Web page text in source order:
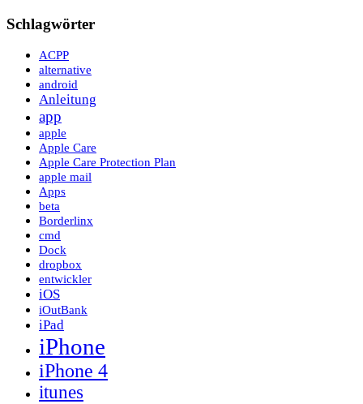
Schlagwörter
ACPP
alternative
android
Anleitung
app
apple
Apple Care
Apple Care Protection Plan
apple mail
Apps
beta
Borderlinx
cmd
Dock
dropbox
entwickler
iOS
iOutBank
iPad
iPhone
iPhone 4
itunes